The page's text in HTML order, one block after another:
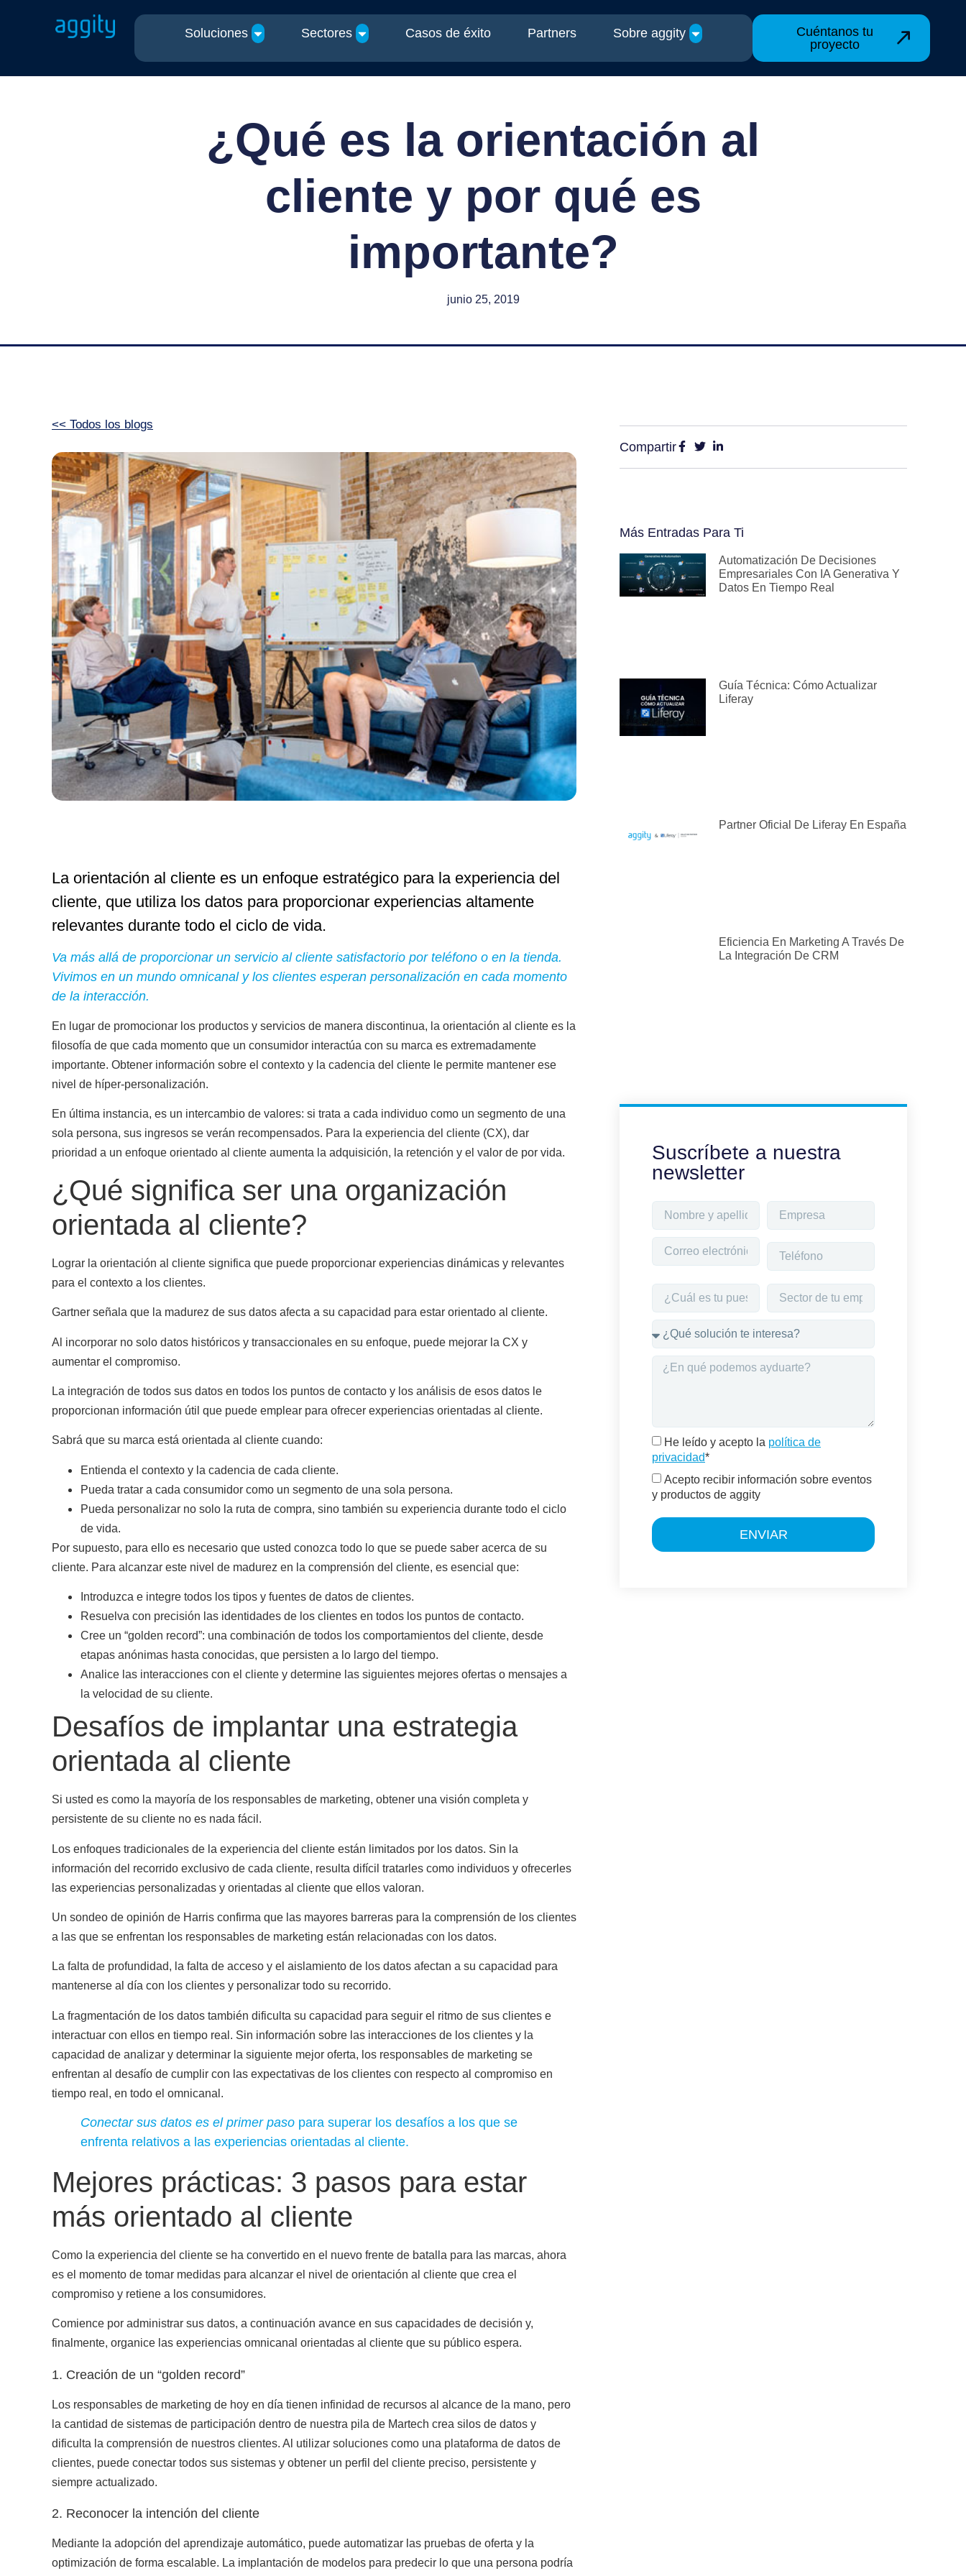
Soluciones Sectores Casos de éxito Partners Sobre aggity
Cuéntanos tu
proyecto
¿Qué es la orientación al
cliente y por qué es
importante?
junio 25, 2019
<< Todos los blogs
La orientación al cliente es un enfoque estratégico para la experiencia del
cliente, que utiliza los datos para proporcionar experiencias altamente
relevantes durante todo el ciclo de vida.
Va más allá de proporcionar un servicio al cliente satisfactorio por teléfono o en la tienda.
Vivimos en un mundo omnicanal y los clientes esperan personalización en cada momento
de la interacción.
En lugar de promocionar los productos y servicios de manera discontinua, la orientación al cliente es la
filosofía de que cada momento que un consumidor interactúa con su marca es extremadamente
importante. Obtener información sobre el contexto y la cadencia del cliente le permite mantener ese
nivel de híper-personalización.
En última instancia, es un intercambio de valores: si trata a cada individuo como un segmento de una
sola persona, sus ingresos se verán recompensados. Para la experiencia del cliente (CX), dar
prioridad a un enfoque orientado al cliente aumenta la adquisición, la retención y el valor de por vida.
¿Qué significa ser una organización
orientada al cliente?
Lograr la orientación al cliente significa que puede proporcionar experiencias dinámicas y relevantes
para el contexto a los clientes.
Gartner señala que la madurez de sus datos afecta a su capacidad para estar orientado al cliente.
Al incorporar no solo datos históricos y transaccionales en su enfoque, puede mejorar la CX y
aumentar el compromiso.
La integración de todos sus datos en todos los puntos de contacto y los análisis de esos datos le
proporcionan información útil que puede emplear para ofrecer experiencias orientadas al cliente.
Sabrá que su marca está orientada al cliente cuando:
Entienda el contexto y la cadencia de cada cliente.
Pueda tratar a cada consumidor como un segmento de una sola persona.
Pueda personalizar no solo la ruta de compra, sino también su experiencia durante todo el ciclo
de vida.
Por supuesto, para ello es necesario que usted conozca todo lo que se puede saber acerca de su
cliente. Para alcanzar este nivel de madurez en la comprensión del cliente, es esencial que:
Introduzca e integre todos los tipos y fuentes de datos de clientes.
Resuelva con precisión las identidades de los clientes en todos los puntos de contacto.
Cree un “golden record”: una combinación de todos los comportamientos del cliente, desde
etapas anónimas hasta conocidas, que persisten a lo largo del tiempo.
Analice las interacciones con el cliente y determine las siguientes mejores ofertas o mensajes a
la velocidad de su cliente.
Desafíos de implantar una estrategia
orientada al cliente
Si usted es como la mayoría de los responsables de marketing, obtener una visión completa y
persistente de su cliente no es nada fácil.
Los enfoques tradicionales de la experiencia del cliente están limitados por los datos. Sin la
información del recorrido exclusivo de cada cliente, resulta difícil tratarles como individuos y ofrecerles
las experiencias personalizadas y orientadas al cliente que ellos valoran.
Un sondeo de opinión de Harris confirma que las mayores barreras para la comprensión de los clientes
a las que se enfrentan los responsables de marketing están relacionadas con los datos.
La falta de profundidad, la falta de acceso y el aislamiento de los datos afectan a su capacidad para
mantenerse al día con los clientes y personalizar todo su recorrido.
La fragmentación de los datos también dificulta su capacidad para seguir el ritmo de sus clientes e
interactuar con ellos en tiempo real . Sin información sobre las interacciones de los clientes y la
capacidad de analizar y determinar la siguiente mejor oferta, los responsables de marketing se
enfrentan al desafío de cumplir con las expectativas de los clientes con respecto al compromiso en
tiempo real, en todo el omnicanal.
Conectar sus datos es el primer paso para superar los desafíos a los que se
enfrenta relativos a las experiencias orientadas al cliente.
Mejores prácticas: 3 pasos para estar
más orientado al cliente
Como la experiencia del cliente se ha convertido en el nuevo frente de batalla para las marcas, ahora
es el momento de tomar medidas para alcanzar el nivel de orientación al cliente que crea el
compromiso y retiene a los consumidores.
Comience por administrar sus datos, a continuación avance en sus capacidades de decisión y,
finalmente, organice las experiencias omnicanal orientadas al cliente que su público espera.
1. Creación de un “golden record”
Los responsables de marketing de hoy en día tienen infinidad de recursos al alcance de la mano, pero
la cantidad de sistemas de participación dentro de nuestra pila de Martech crea silos de datos y
dificulta la comprensión de nuestros clientes. Al utilizar soluciones como una plataforma de datos de
clientes, puede conectar todos sus sistemas y obtener un perfil del cliente preciso, persistente y
siempre actualizado.
2. Reconocer la intención del cliente
Mediante la adopción del aprendizaje automático, puede automatizar las pruebas de oferta y la
optimización de forma escalable. La implantación de modelos para predecir lo que una persona podría
Compartir
Más Entradas Para Ti
Automatización De Decisiones
Empresariales Con IA Generativa Y
Datos En Tiempo Real
Guía Técnica: Cómo Actualizar
Liferay
Partner Oficial De Liferay En España
Eficiencia En Marketing A Través De
La Integración De CRM
Suscríbete a nuestra
newsletter
He leído y acepto la política de
privacidad*
Acepto recibir información sobre eventos
y productos de aggity
ENVIAR